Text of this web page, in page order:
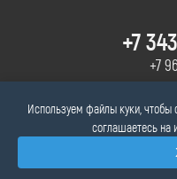
+7
+7
Используем файлы куки, чтобы
соглашаетесь на